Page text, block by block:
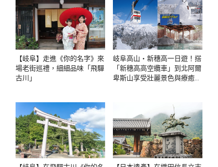
【岐阜】走進《你的名字》來
場老街巡禮，細細品味「飛驒
古川」
岐阜高山・新穗高一日遊！搭
「新穗高高空纜車」到北阿爾
卑斯山享受壯麗景色與療癒溫